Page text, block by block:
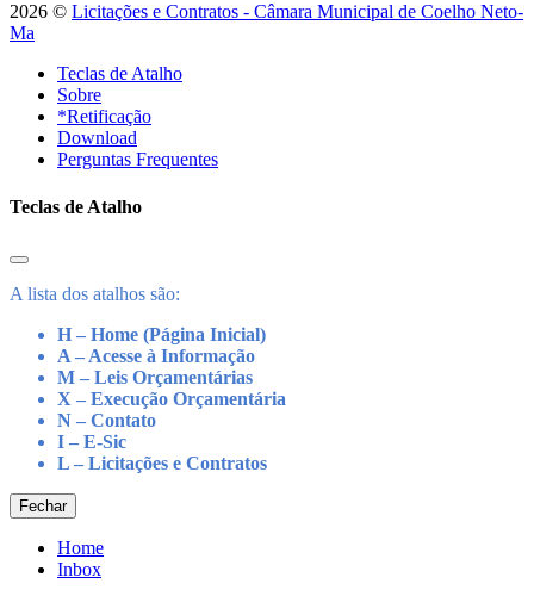
2026 © Licitações e Contratos - Câmara Municipal de Coelho Neto-
Ma
Teclas de Atalho
Sobre
*Retificação
Download
Perguntas Frequentes
Teclas de Atalho
A lista dos atalhos são:
H – Home (Página Inicial)
A – Acesse à Informação
M – Leis Orçamentárias
X – Execução Orçamentária
N – Contato
I – E-Sic
L – Licitações e Contratos
Fechar
Home
Inbox